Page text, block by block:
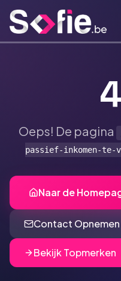
Oeps! De pagina
passief-inkomen-te-
Naar de
Contact Opnemen
Bekijk Topmerken